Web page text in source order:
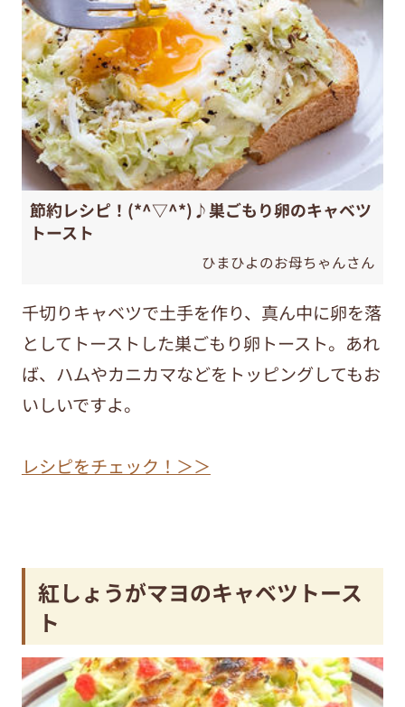
節約レシピ！(*^▽^*)♪巣ごもり卵のキャベツ
トースト
ひまひよのお母ちゃんさん
千切りキャベツで土手を作り、真ん中に卵を落
としてトーストした巣ごもり卵トースト。あれ
ば、ハムやカニカマなどをトッピングしてもお
いしいですよ。
レシピをチェック！＞＞
紅しょうがマヨのキャベツトース
ト